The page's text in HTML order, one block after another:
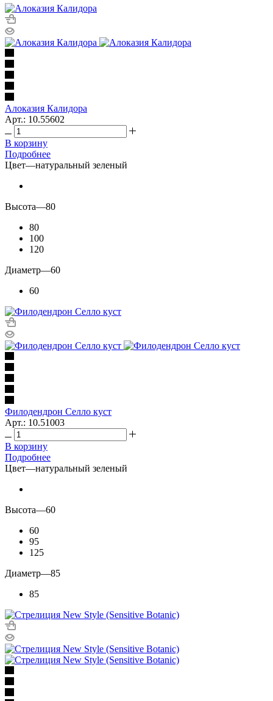
Алоказия Калидора
Арт.: 10.55602
В корзину
Подробнее
Цвет—натуральный зеленый
Высота—80
80
100
120
Диаметр—60
60
Филодендрон Селло куст
Арт.: 10.51003
В корзину
Подробнее
Цвет—натуральный зеленый
Высота—60
60
95
125
Диаметр—85
85